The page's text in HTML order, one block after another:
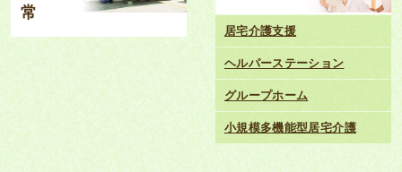
常
居宅介護支援
ヘルパーステーション
グループホーム
小規模多機能型居宅介護